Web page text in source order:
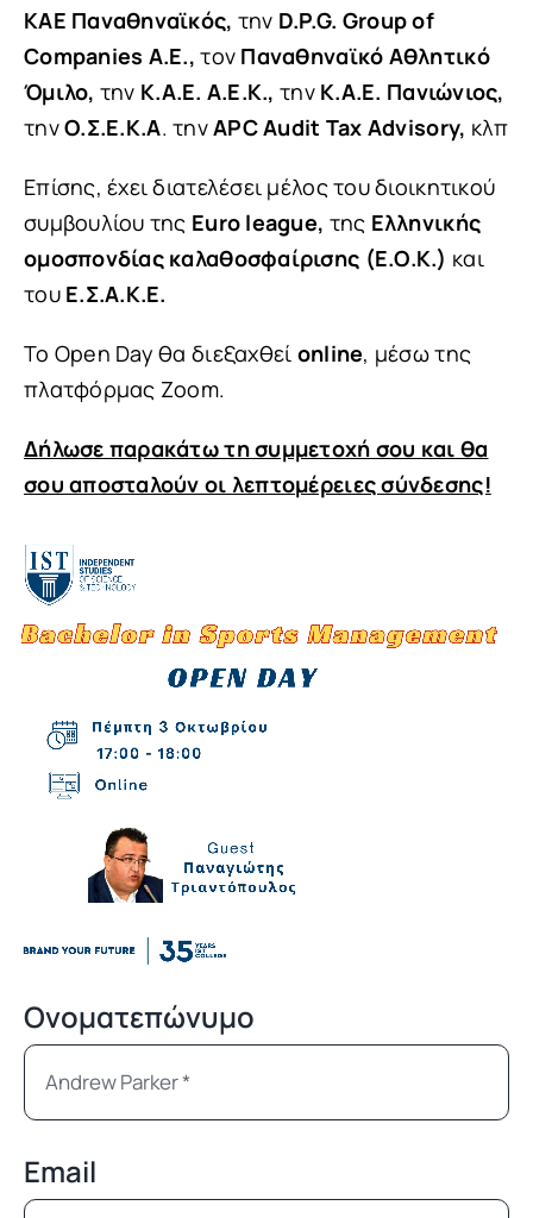
ΚΑΕ Παναθηναϊκός, την D.P.G. Group of
Companies A.E., τον Παναθηναϊκό Αθλητικό
Όμιλο, την Κ.Α.Ε. Α.Ε.Κ., την Κ.Α.Ε. Πανιώνιος,
τηνΟ.Σ.Ε.Κ.Α. τηνAPC Audit Tax Advisory, κλπ
Επίσης, έχει διατελέσει μέλος του διοικητικού
συμβουλίου της Euro league, της Ελληνικής
ομοσπονδίας καλαθοσφαίρισης (Ε.Ο.Κ.) και
τουΕ.Σ.Α.Κ.Ε.
To Open Day θα διεξαχθεί online, μέσω της
πλατφόρμας Zoom.
Δήλωσε παρακάτω τη συμμετοχή σου και θα
σου αποσταλούν οι λεπτομέρειες σύνδεσης!
Ονοματεπώνυμο
Email